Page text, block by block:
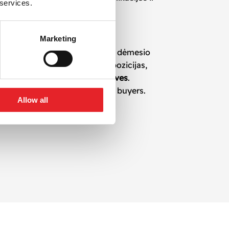
Marketing
Allow all
tikslus.
pritaikytais šiuolaikinei dėmesio
sustiprinsite savo pozicijas,
social media ad creatives.
and viewers into buyers.